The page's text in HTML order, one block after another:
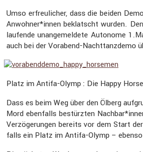
Umso erfreu­li­cher, dass die beiden
Anwohner*innen beklatscht wurden.
laufende unange­mel­dete Autonome
auch bei der Vorabend-Nacht­tanz­demo
Platz im Antifa-Olymp : Die Happy
Dass es beim Weg über den Ölberg
Mord ebenfalls bestürzten
Verzö­ge­rungen bereits vor dem Start
falls ein Platz im Antifa-Olymp –